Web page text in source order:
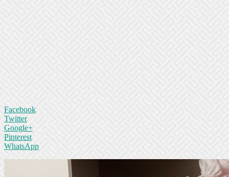
Facebook
Twitter
Google+
Pinterest
WhatsApp